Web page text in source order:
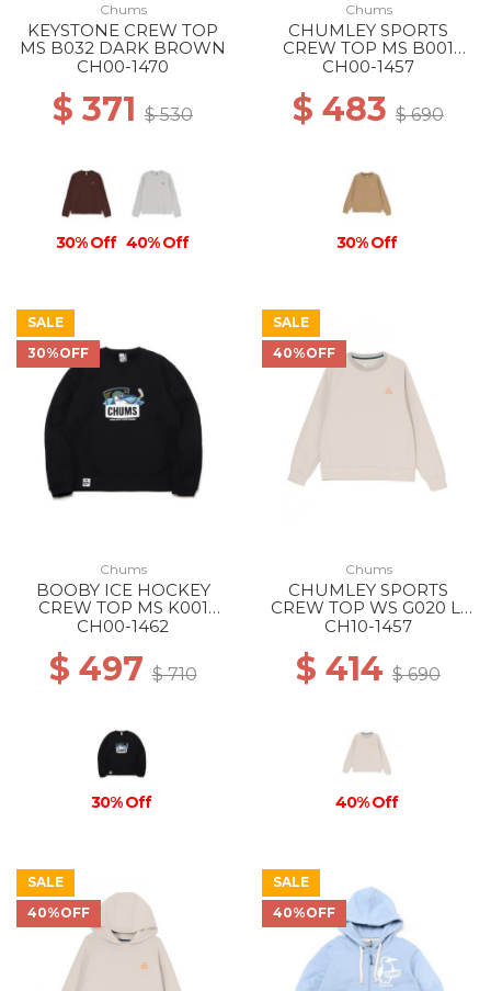
Chums
KEYSTONE CREW TOP
MS B032 DARK BROWN
CH00-1470
$ 371 $ 530
30% Off 40% Off
Chums
CHUMLEY SPORTS
CREW TOP MS B001
BEIGE
CH00-1457
$ 483 $ 690
30% Off
SALE
30%OFF
Chums
BOOBY ICE HOCKEY
CREW TOP MS K001
BLACK
CH00-1462
$ 497$ 710
30% Off
SALE
40%OFF
Chums
CHUMLEY SPORTS
CREW TOP WS G020 Lt
Gray
CH10-1457
$ 414 $ 690
40% Off
SALE
40%OFF
SALE
40%OFF